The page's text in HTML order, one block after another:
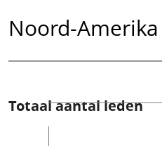
Noord-Amerika
Totaal aantal leden